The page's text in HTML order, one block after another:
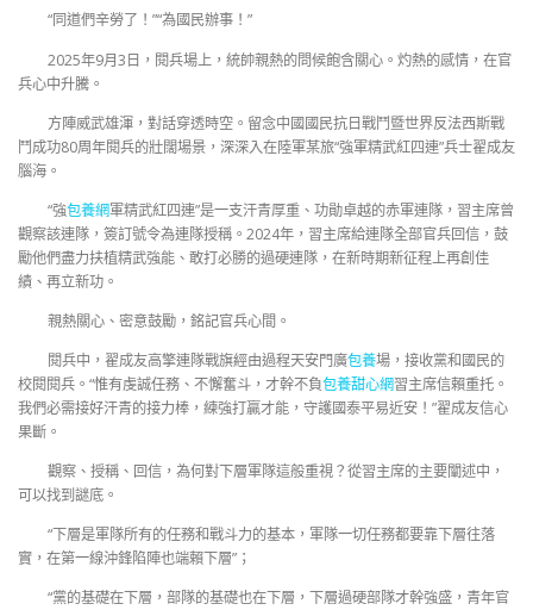
“同道們辛勞了！”“為國民辦事！”
2025年9月3日，閱兵場上，統帥親熱的問候飽含關心。灼熱的感情，在官
兵心中升騰。
方陣威武雄渾，對話穿透時空。留念中國國民抗日戰鬥暨世界反法西斯戰
鬥成功80周年閱兵的壯闊場景，深深入在陸軍某旅“強軍精武紅四連”兵士翟成友
腦海。
“強包養網軍精武紅四連”是一支汗青厚重、功勛卓越的赤軍連隊，習主席曾
觀察該連隊，簽訂號令為連隊授稱。2024年，習主席給連隊全部官兵回信，鼓
勵他們盡力扶植精武強能、敢打必勝的過硬連隊，在新時期新征程上再創佳
績、再立新功。
親熱關心、密意鼓勵，銘記官兵心間。
閱兵中，翟成友高擎連隊戰旗經由過程天安門廣包養場，接收黨和國民的
校閱閱兵。“惟有虔誠任務、不懈奮斗，才幹不負包養甜心網習主席信賴重托。
我們必需接好汗青的接力棒，練強打贏才能，守護國泰平易近安！”翟成友信心
果斷。
觀察、授稱、回信，為何對下層軍隊這般重視？從習主席的主要闡述中，
可以找到謎底。
“下層是軍隊所有的任務和戰斗力的基本，軍隊一切任務都要靠下層往落
實，在第一線沖鋒陷陣也端賴下層”；
“黨的基礎在下層，部隊的基礎也在下層，下層過硬部隊才幹強盛，青年官